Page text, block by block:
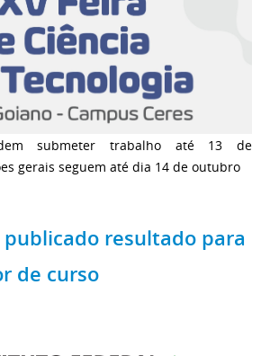
submeter trabalho até 13 de
gerais seguem até dia 14 de outubro
resultado para
de curso